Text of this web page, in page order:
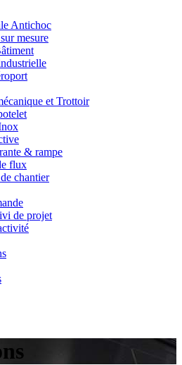
Antichoc
mesure
et Trottoir
& rampe
flux
chantier
de projet